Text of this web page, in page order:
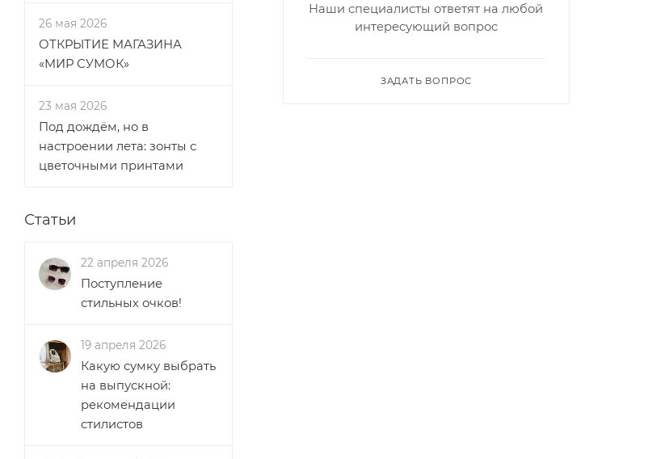
Наши специалисты ответят на любой
интересующий вопрос
ЗАДАТЬ ВОПРОС
26 мая 2026
ОТКРЫТИЕ МАГАЗИНА
«МИР СУМОК»
23 мая 2026
Под дождём, но в
настроении лета: зонты с
цветочными принтами
Статьи
22 апреля 2026
Поступление
стильных очков!
19 апреля 2026
Какую сумку выбрать
на выпускной:
рекомендации
стилистов